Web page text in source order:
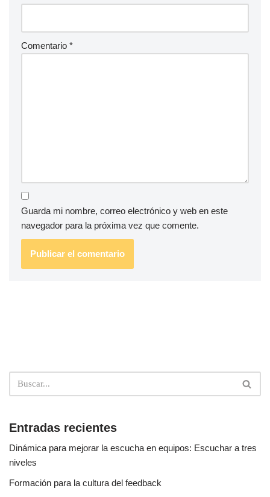
Comentario *
Guarda mi nombre, correo electrónico y web en este
navegador para la próxima vez que comente.
Entradas recientes
Dinámica para mejorar la escucha en equipos: Escuchar a tres
niveles
Formación para la cultura del feedback